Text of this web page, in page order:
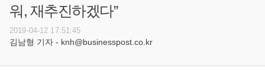
워, 재추진하겠다”
2019-04-12 17:51:45
김남형 기자 - knh@businesspost.co.kr